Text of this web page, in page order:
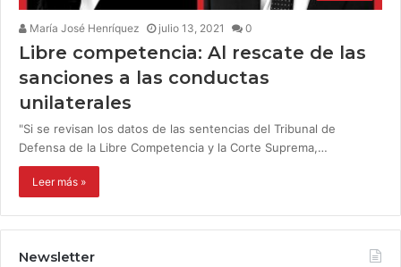
María José Henríquez julio 13, 2021 0
Libre competencia: Al rescate de las
sanciones a las conductas
unilaterales
"Si se revisan los datos de las sentencias del Tribunal de
Defensa de la Libre Competencia y la Corte Suprema,…
Leer más »
Newsletter